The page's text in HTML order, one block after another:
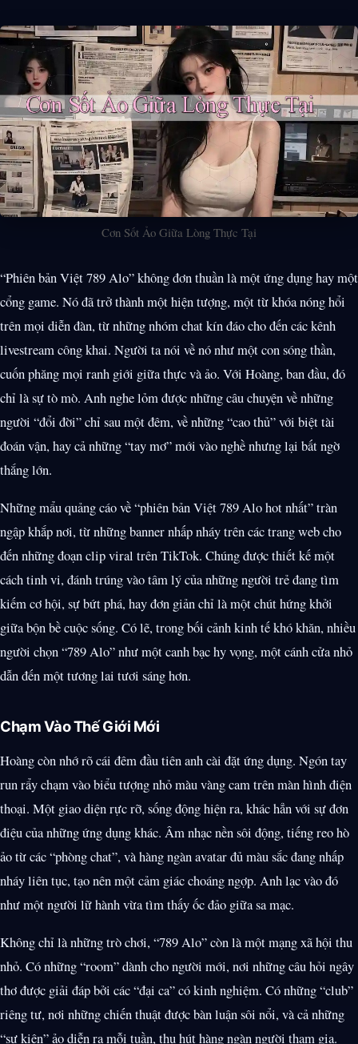
Cơn Sốt Ảo Giữa Lòng Thực Tại
“Phiên bản Việt 789 Alo” không đơn thuần là một ứng dụng hay một
cổng game. Nó đã trở thành một hiện tượng, một từ khóa nóng hổi
trên mọi diễn đàn, từ những nhóm chat kín đáo cho đến các kênh
livestream công khai. Người ta nói về nó như một con sóng thần,
cuốn phăng mọi ranh giới giữa thực và ảo. Với Hoàng, ban đầu, đó
chỉ là sự tò mò. Anh nghe lỏm được những câu chuyện về những
người “đổi đời” chỉ sau một đêm, về những “cao thủ” với biệt tài
đoán vận, hay cả những “tay mơ” mới vào nghề nhưng lại bất ngờ
thắng lớn.
Những mẩu quảng cáo về “phiên bản Việt 789 Alo hot nhất” tràn
ngập khắp nơi, từ những banner nhấp nháy trên các trang web cho
đến những đoạn clip viral trên TikTok. Chúng được thiết kế một
cách tinh vi, đánh trúng vào tâm lý của những người trẻ đang tìm
kiếm cơ hội, sự bứt phá, hay đơn giản chỉ là một chút hứng khởi
giữa bộn bề cuộc sống. Có lẽ, trong bối cảnh kinh tế khó khăn, nhiều
người chọn “789 Alo” như một canh bạc hy vọng, một cánh cửa nhỏ
dẫn đến một tương lai tươi sáng hơn.
Chạm Vào Thế Giới Mới
Hoàng còn nhớ rõ cái đêm đầu tiên anh cài đặt ứng dụng. Ngón tay
run rẩy chạm vào biểu tượng nhỏ màu vàng cam trên màn hình điện
thoại. Một giao diện rực rỡ, sống động hiện ra, khác hẳn với sự đơn
điệu của những ứng dụng khác. Âm nhạc nền sôi động, tiếng reo hò
ảo từ các “phòng chat”, và hàng ngàn avatar đủ màu sắc đang nhấp
nháy liên tục, tạo nên một cảm giác choáng ngợp. Anh lạc vào đó
như một người lữ hành vừa tìm thấy ốc đảo giữa sa mạc.
Không chỉ là những trò chơi, “789 Alo” còn là một mạng xã hội thu
nhỏ. Có những “room” dành cho người mới, nơi những câu hỏi ngây
thơ được giải đáp bởi các “đại ca” có kinh nghiệm. Có những “club”
riêng tư, nơi những chiến thuật được bàn luận sôi nổi, và cả những
“sự kiện” ảo diễn ra mỗi tuần, thu hút hàng ngàn người tham gia.